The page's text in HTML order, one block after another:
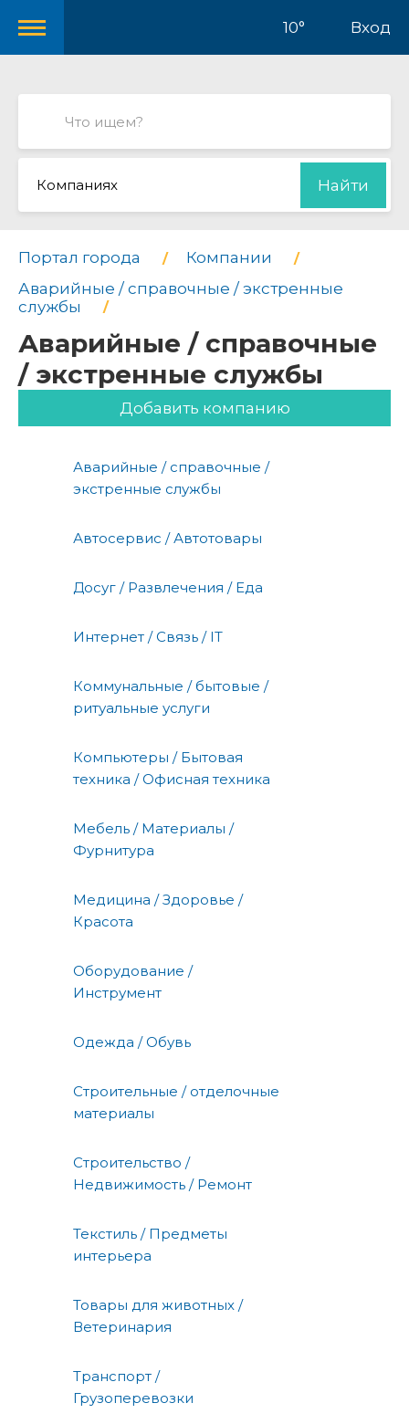
10° Вход
Компаниях Найти
Портал города
Компании
Аварийные / справочные / экстренные
службы
Аварийные / справочные
/ экстренные службы
Добавить компанию
Аварийные / справочные /
экстренные службы
Автосервис / Автотовары
Досуг / Развлечения / Еда
Интернет / Связь / IT
Коммунальные / бытовые /
ритуальные услуги
Компьютеры / Бытовая
техника / Офисная техника
Мебель / Материалы /
Фурнитура
Медицина / Здоровье /
Красота
Оборудование /
Инструмент
Одежда / Обувь
Строительные / отделочные
материалы
Строительство /
Недвижимость / Ремонт
Текстиль / Предметы
интерьера
Товары для животных /
Ветеринария
Транспорт /
Грузоперевозки